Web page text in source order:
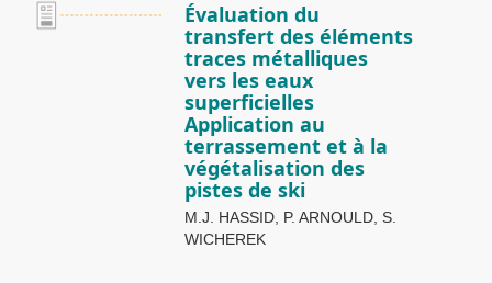
Évaluation du
transfert des éléments
traces métalliques
vers les eaux
superficielles
Application au
terrassement et à la
végétalisation des
pistes de ski
M.J. HASSID, P. ARNOULD, S.
WICHEREK